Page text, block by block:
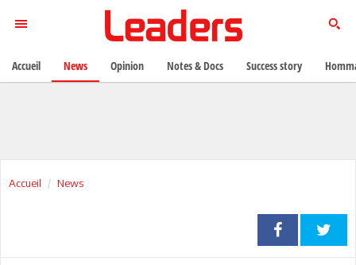
Accueil News
Accueil News Opinion Notes & Docs Success story